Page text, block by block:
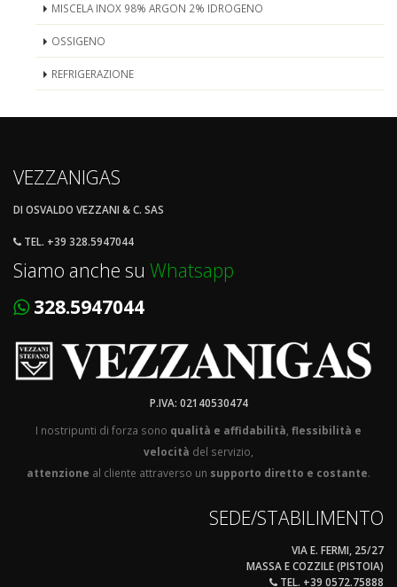
MISCELA INOX 98% ARGON 2% IDROGENO
OSSIGENO
REFRIGERAZIONE
VEZZANIGAS
DI OSVALDO VEZZANI & C. SAS
TEL. +39 328.5947044
Siamo anche su Whatsapp
328.5947044
P.IVA: 02140530474
I nostripunti di forza sono qualità e affidabilità flessibilità e
velocità del servizio,
attenzione al cliente attraverso un supporto diretto e costante.
SEDE/STABILIMENTO
VIA E. FERMI, 25/27
MASSA E COZZILE (PISTOIA)
TEL. +39 0572.75888